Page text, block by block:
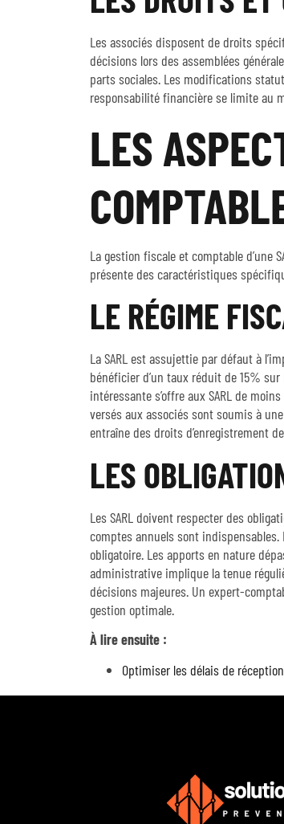
Les associés disposent de droits
décisions lors des assemblées
parts sociales. Les modifications
responsabilité financière se limite au
LES
La gestion fiscale et comptable d’une
présente des caractéristiques
LE RÉGIME
La SARL est assujettie par défaut à
bénéficier d’un taux réduit de 15%
intéressante s’offre aux SARL de
versés aux associés sont soumis à
entraîne des droits d’enregistrement
LES
Les SARL doivent respecter des
comptes annuels sont
obligatoire. Les apports en nature
administrative implique la tenue
décisions majeures. Un expert-
gestion optimale.
À lire ensuite :
Optimiser les délais de